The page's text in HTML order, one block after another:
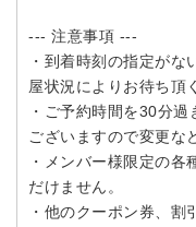
--- 注意事項 ---
・到着時刻の指定がな
屋状況によりお待ち頂
・ご予約時間を30分
ございますので変更な
・メンバー様限定の各
だけません。
・他のクーポン券、割